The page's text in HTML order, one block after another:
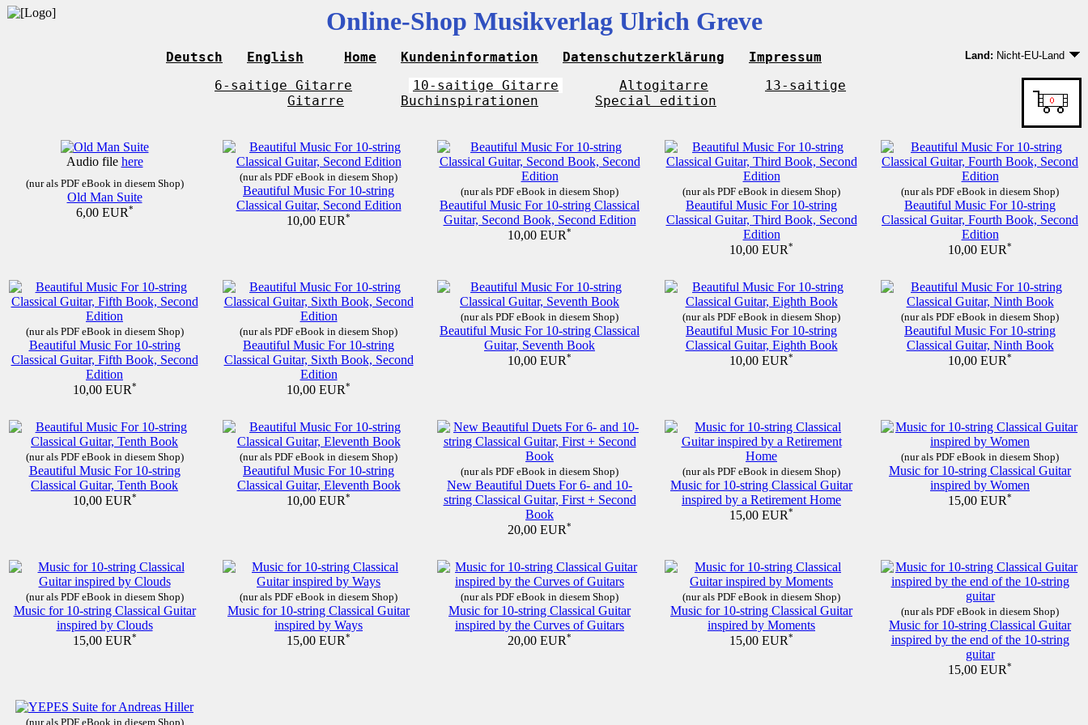
Online-Shop Musikverlag Ulrich Greve
Deutsch English Home Kundeninformation Datenschutzerklärung Impressum Land: Nicht-EU-Land
EU-Land außer
Nicht-EU-Land
6-saitige Gitarre 10-saitige Gitarre Altogitarre
13-saitige
Gitarre
Buchinspirationen Special edition
Audio file here
(nur als PDF eBook in diesem Shop)
Old Man Suite
6,00 EUR*
(nur als PDF eBook in diesem Shop)
Beautiful Music For 10-string
Classical Guitar, Second Edition
10,00 EUR*
(nur als PDF eBook in diesem Shop)
Beautiful Music For 10-string Classical
Guitar, Second Book, Second Edition
10,00 EUR*
(nur als PDF eBook in diesem Shop)
Beautiful Music For 10-string
Classical Guitar, Third Book, Second
Edition
10,00 EUR*
(nur als PDF eBook in diesem Shop)
Beautiful Music For 10-string
Classical Guitar, Fourth Book, Second
Edition
10,00 EUR*
(nur als PDF eBook in diesem Shop)
Beautiful Music For 10-string
Classical Guitar, Fifth Book, Second
Edition
10,00 EUR*
(nur als PDF eBook in diesem Shop)
Beautiful Music For 10-string
Classical Guitar, Sixth Book, Second
Edition
10,00 EUR*
(nur als PDF eBook in diesem Shop)
Beautiful Music For 10-string Classical
Guitar, Seventh Book
10,00 EUR*
(nur als PDF eBook in diesem Shop)
Beautiful Music For 10-string
Classical Guitar, Eighth Book
10,00 EUR*
(nur als PDF eBook in diesem Shop)
Beautiful Music For 10-string
Classical Guitar, Ninth Book
10,00 EUR*
(nur als PDF eBook in diesem Shop)
Beautiful Music For 10-string
Classical Guitar, Tenth Book
10,00 EUR*
(nur als PDF eBook in diesem Shop)
Beautiful Music For 10-string
Classical Guitar, Eleventh Book
10,00 EUR*
(nur als PDF eBook in diesem Shop)
New Beautiful Duets For 6- and 10-
string Classical Guitar, First + Second
Book
20,00 EUR*
(nur als PDF eBook in diesem Shop)
Music for 10-string Classical Guitar
inspired by a Retirement Home
15,00 EUR*
(nur als PDF eBook in diesem Shop)
Music for 10-string Classical Guitar
inspired by Women
15,00 EUR*
(nur als PDF eBook in diesem Shop)
Music for 10-string Classical Guitar
inspired by Clouds
15,00 EUR*
(nur als PDF eBook in diesem Shop)
Music for 10-string Classical Guitar
inspired by Ways
15,00 EUR*
(nur als PDF eBook in diesem Shop)
Music for 10-string Classical Guitar
inspired by the Curves of Guitars
20,00 EUR*
(nur als PDF eBook in diesem Shop)
Music for 10-string Classical Guitar
inspired by Moments
15,00 EUR*
(nur als PDF eBook in diesem Shop)
Music for 10-string Classical Guitar
inspired by the end of the 10-string
guitar
15,00 EUR*
(nur als PDF eBook in diesem Shop)